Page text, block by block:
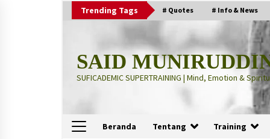
Trending Tags # Quotes # Info & News
SAID
SUFICADEMIC SUPERTRAINING | Mind, Emotion &
Beranda Tentang Training